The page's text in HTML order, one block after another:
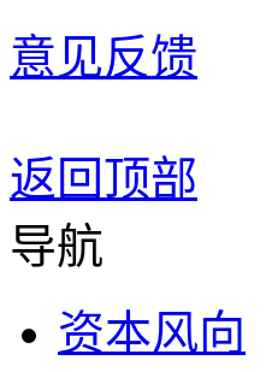
意见反馈
返回顶部
导航
资本风向